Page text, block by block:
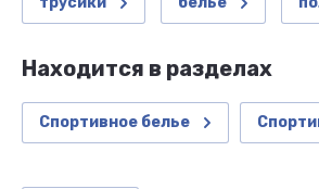
Находится в разделах
Спортивное белье